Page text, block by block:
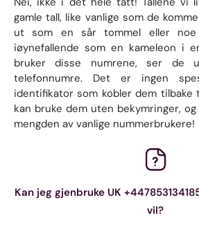
gamle tall, like vanlige som de
ut som en sår tommel eller
iøynefallende som en kameleon i
bruker disse numrene, ser de
telefonnumre. Det er ingen
identifikator som kobler dem tilbake
kan bruke dem uten bekymringer,
mengden av vanlige nummerbrukere!
Kan jeg gjenbruke UK
vil?